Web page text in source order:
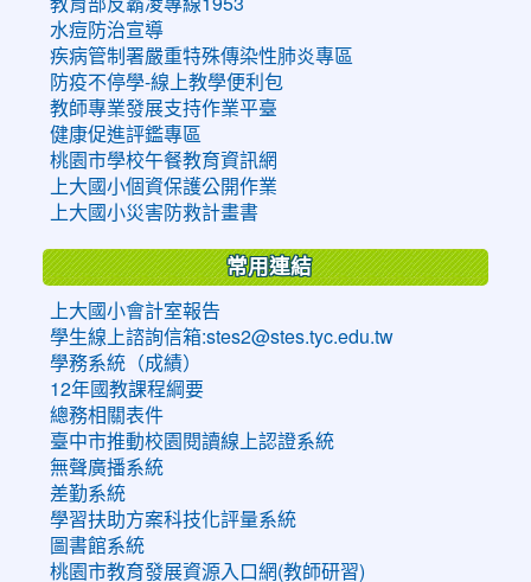
水痘防治宣導
疾病管制署嚴重特殊傳染性肺炎專區
防疫不停學-線上教學便利包
教師專業發展支持作業平臺
健康促進評鑑專區
桃園市學校午餐教育資訊網
上大國小個資保護公開作業
上大國小災害防救計畫書
常用連結
上大國小會計室報告
學生線上諮詢信箱:stes2@stes.tyc.edu.tw
學務系統（成績）
12年國教課程綱要
總務相關表件
臺中市推動校園閱讀線上認證系統
無聲廣播系統
差勤系統
學習扶助方案科技化評量系統
圖書館系統
桃園市教育發展資源入口網(教師研習)